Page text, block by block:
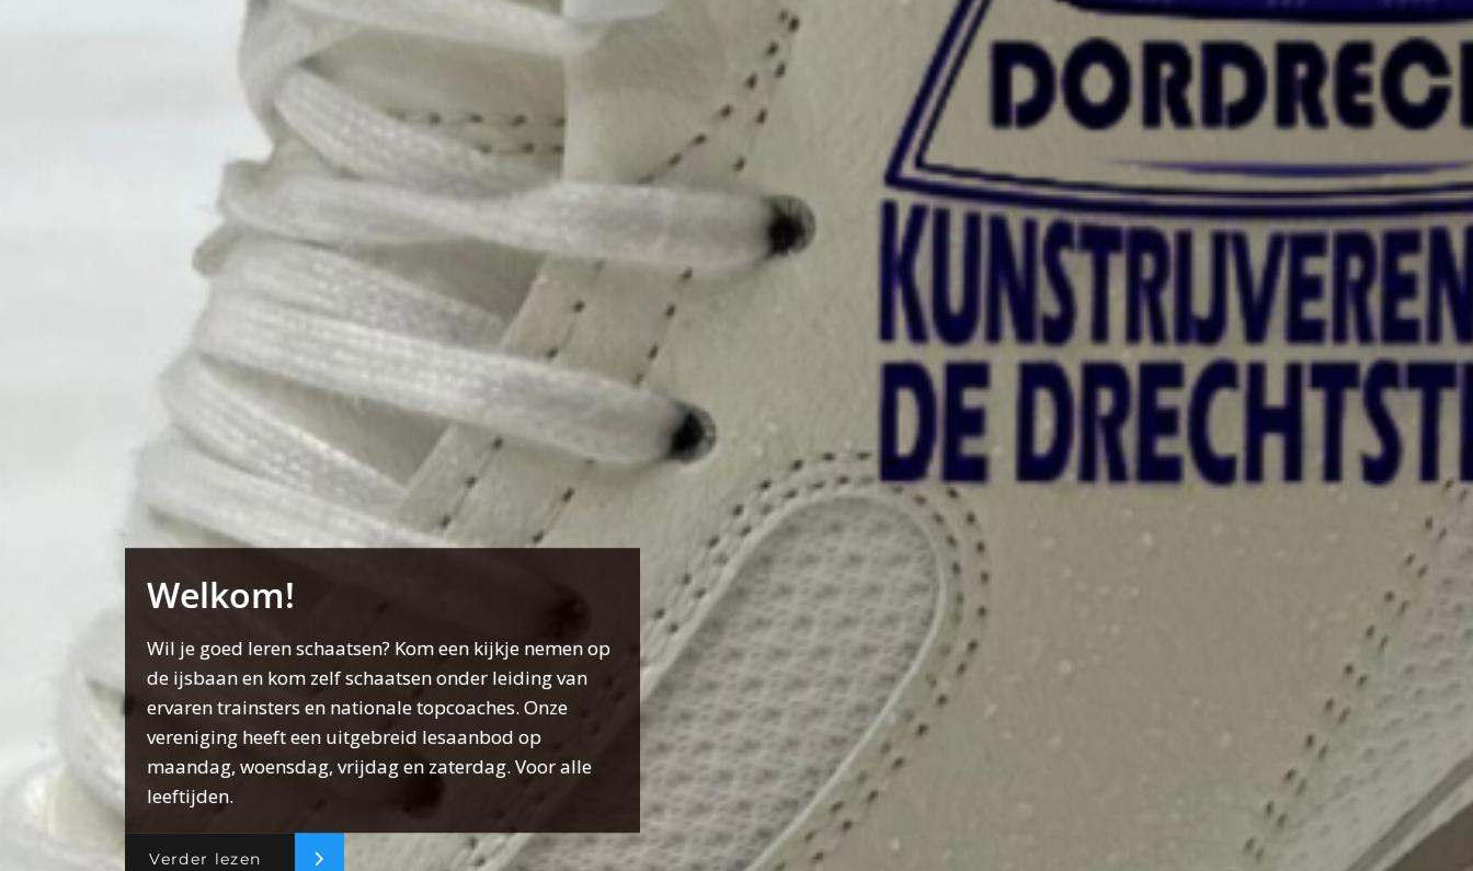
Welkom!
Wil je goed leren schaatsen? Kom een kijkje nemen op
de ijsbaan en kom zelf schaatsen onder leiding van
ervaren trainsters en nationale topcoaches. Onze
vereniging heeft een uitgebreid lesaanbod op
maandag, woensdag, vrijdag en zaterdag. Voor alle
leeftijden.
Verder lezen